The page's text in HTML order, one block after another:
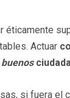
éticamente
Actuar
buenos
si fuera el